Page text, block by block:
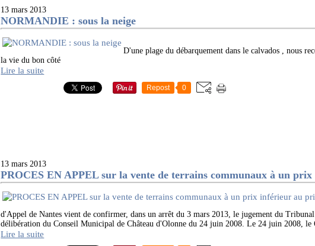
13 mars 2013
NORMANDIE : sous la neige
D'une plage du débarquement dans le calvados , nous
la vie du bon côté
Lire la suite
Repost 0
13 mars 2013
PROCES EN APPEL sur la vente de terrains communaux à un
d'Appel de Nantes vient de confirmer, dans un arrêt du 3 mars 2013, le jugement du
délibération du Conseil Municipal de Château d'Olonne du 24 juin 2008. Le 24 juin 2008,
Lire la suite